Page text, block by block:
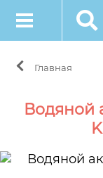
Главная
Водяной